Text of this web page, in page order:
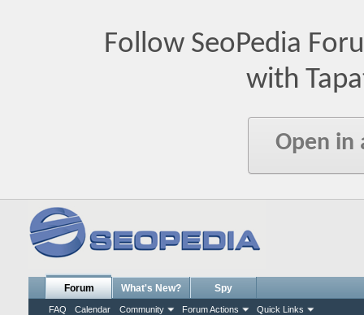
Follow SeoPedia
with
Open in
Forum
FAQ Calendar Community Forum Actions Quick Links
What's New? Spy